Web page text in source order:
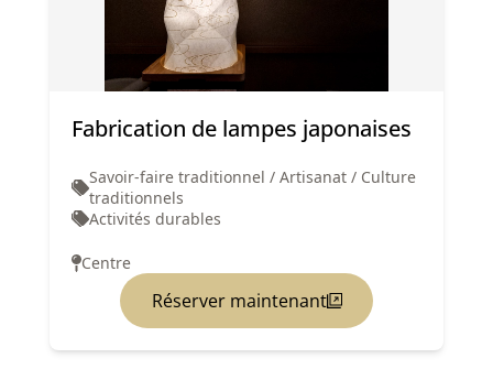
Fabrication de lampes japonaises
Savoir-faire traditionnel / Artisanat / Culture
traditionnels
Activités durables
Centre
Réserver maintenant